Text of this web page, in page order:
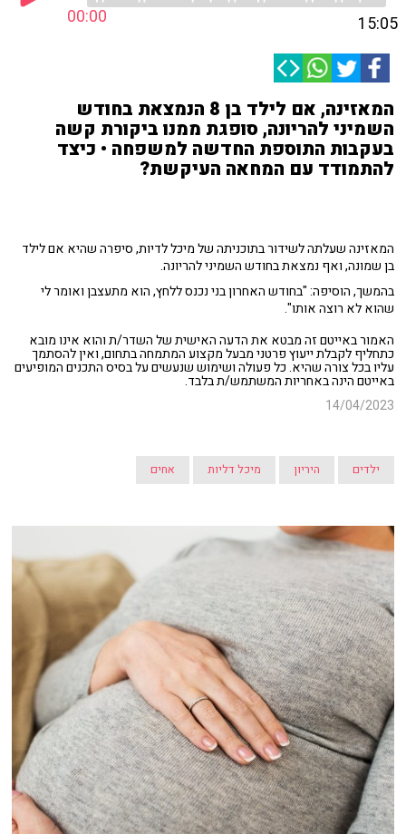
00:00 15:05
המאזינה, אם לילד בן 8 הנמצאת בחודש
השמיני להריונה, סופגת ממנו ביקורת קשה
בעקבות התוספת החדשה למשפחה • כיצד
להתמודד עם המחאה העיקשת?
המאזינה שעלתה לשידור בתוכניתה של מיכל לדיות, סיפרה שהיא אם לילד
בן שמונה, ואף נמצאת בחודש השמיני להריונה.
בהמשך, הוסיפה: "בחודש האחרון בני נכנס ללחץ, הוא מתעצבן ואומר לי
שהוא לא רוצה אותו".
האמור באייטם זה מבטא את הדעה האישית של השדר/ת והוא אינו מובא
כתחליף לקבלת ייעוץ פרטני מבעל מקצוע המתמחה בתחום, ואין להסתמך
עליו בכל צורה שהיא. כל פעולה ושימוש שנעשים על בסיס התכנים המופיעים
באייטם הינה באחריות המשתמש/ת בלבד.
14/04/2023
ילדים היריון מיכל דליות אחים